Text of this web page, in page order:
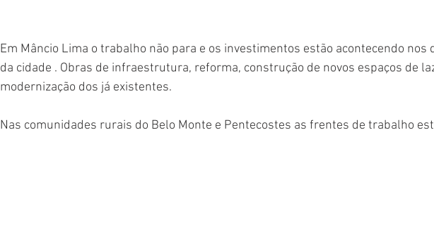
Em Mâncio Lima o trabalho não para e os investimentos estão acontecendo
da cidade . Obras de infraestrutura, reforma, construção de novos espaços de
modernização dos já existentes.
Nas comunidades rurais do Belo Monte e Pentecostes as frentes de trabalho